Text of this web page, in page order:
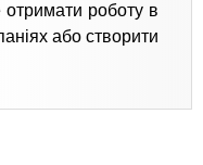
роботу в
або створити